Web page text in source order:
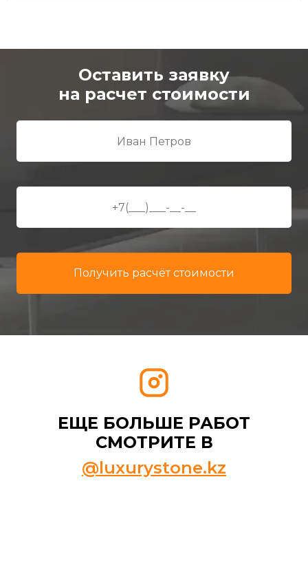
Оставить заявку
на расчет стоимости
ЕЩЕ БОЛЬШЕ РАБОТ
СМОТРИТЕ В
@luxurystone.kz